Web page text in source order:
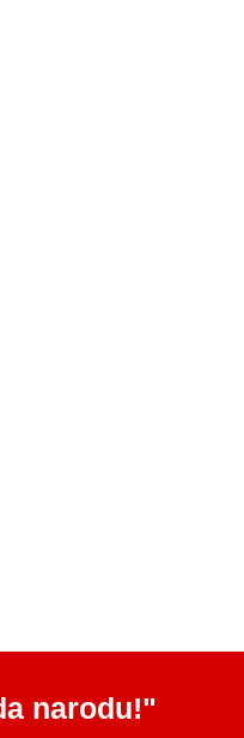
narodu!"